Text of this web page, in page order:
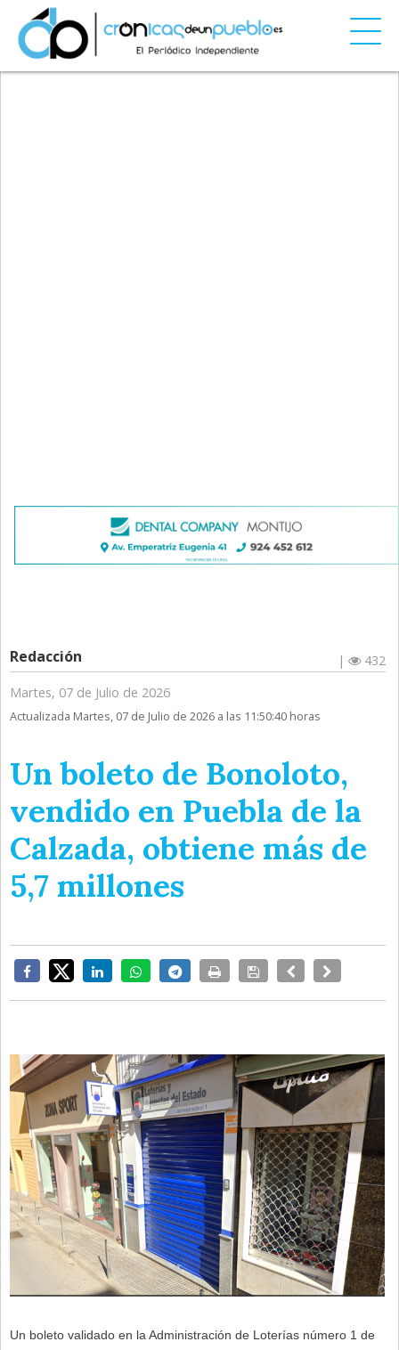
Redacción |
432
Martes, 07 de Julio de 2026
Actualizada Martes, 07 de Julio de 2026 a las 11:50:40 horas
Un boleto de Bonoloto,
vendido en Puebla de la
Calzada, obtiene más de
5,7 millones
Un boleto validado en la Administración de Loterías número 1 de